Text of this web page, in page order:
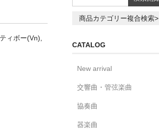
ィボー(Vn),
商品カテゴリー複合検索>
CATALOG
New arrival
交響曲・管弦楽曲
協奏曲
器楽曲